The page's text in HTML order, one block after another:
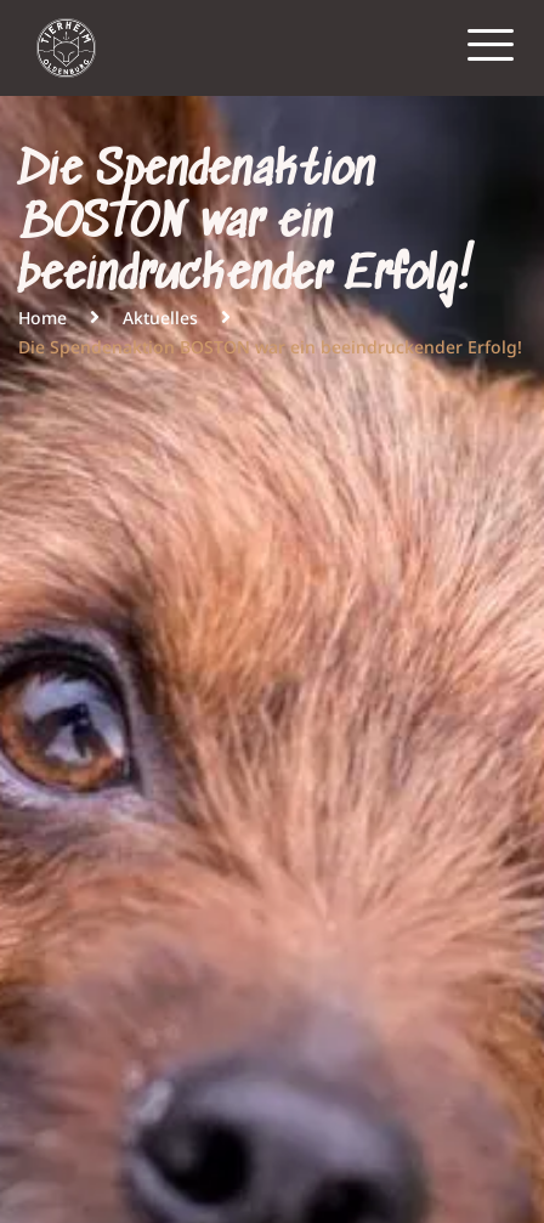
Die Spendenaktion
BOSTON war ein
beeindruckender Erfolg!
Home
Aktuelles
Die Spendenaktion BOSTON war ein beeindruckender Erfolg!